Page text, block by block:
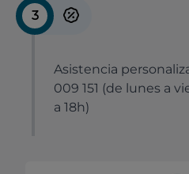
3
Asistencia
009 151 (de lunes a
a 18h)